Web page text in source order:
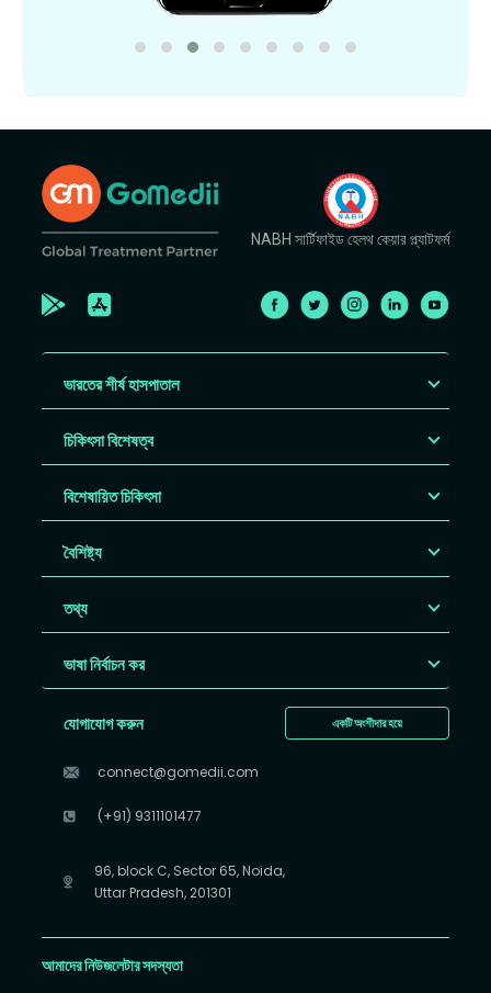
NABH সার্টিফাইড হেলথ কেয়ার প্ল্যাটফর্ম
ভারতের শীর্ষ হাসপাতাল
চিকিৎসা বিশেষত্ব
বিশেষায়িত চিকিৎসা
বৈশিষ্ট্য
তথ্য
ভাষা নির্বাচন কর
একটি অংশীদার হয়ে
যোগাযোগ করুন
connect@gomedii.com
(+91) 9311101477
96, block C, Sector 65, Noida,
Uttar Pradesh, 201301
আমাদের নিউজলেটার সদস্যতা